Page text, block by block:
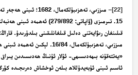
[22]
15. تىرمىزى (ۋاپاتى: 279/892)
مىززىي، تەھزىبۇلكەمال، 16/84.
«يەتتەقۇنە بىھەدىسىھى- ئۇلار ئۇنىڭ ھەدىسىدىن يىراق
ئاسىم ئىبنى ئۇبەيدۇللاھ بىلەن ئوخشاش دەرىجىدە